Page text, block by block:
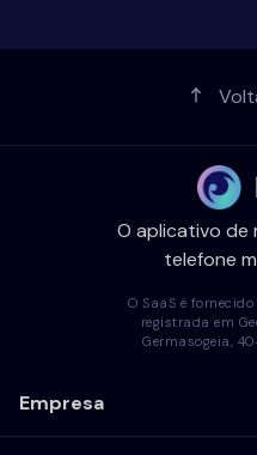
O aplicativo
telefone
O SaaS é
registrada em
Germasogeia,
Empresa